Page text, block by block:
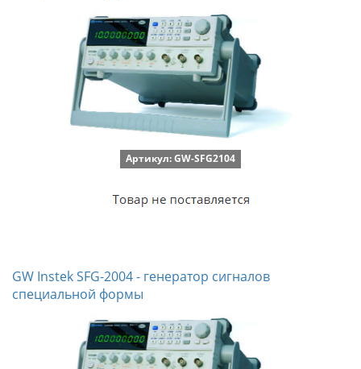
Артикул: GW-SFG2104
GW Instek SFG-2004 - генератор сигналов
специальной формы